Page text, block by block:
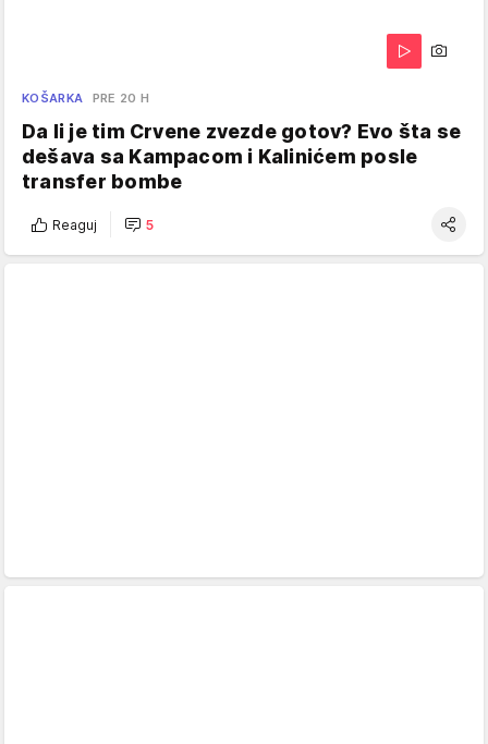
KOŠARKA PRE 20 H
Da li je tim Crvene zvezde gotov? Evo šta se
dešava sa Kampacom i Kalinićem posle
transfer bombe
Reaguj 5